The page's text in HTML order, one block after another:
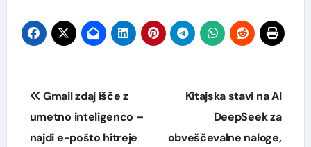
Navigacija
prispevka
Gmail zdaj išče z
umetno inteligenco –
najdi e-pošto hitreje
Kitajska stavi na AI
DeepSeek za
obveščevalne naloge,